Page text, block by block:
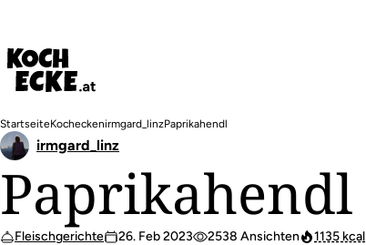
Inhalt
Pfadnavigation
StartseiteKocheckenirmgard_linzPaprikahendl
Paprikahendl
Fleischgerichte 26. Feb 2023 2538 Ansichten 1135 kcal
irmgard_linz